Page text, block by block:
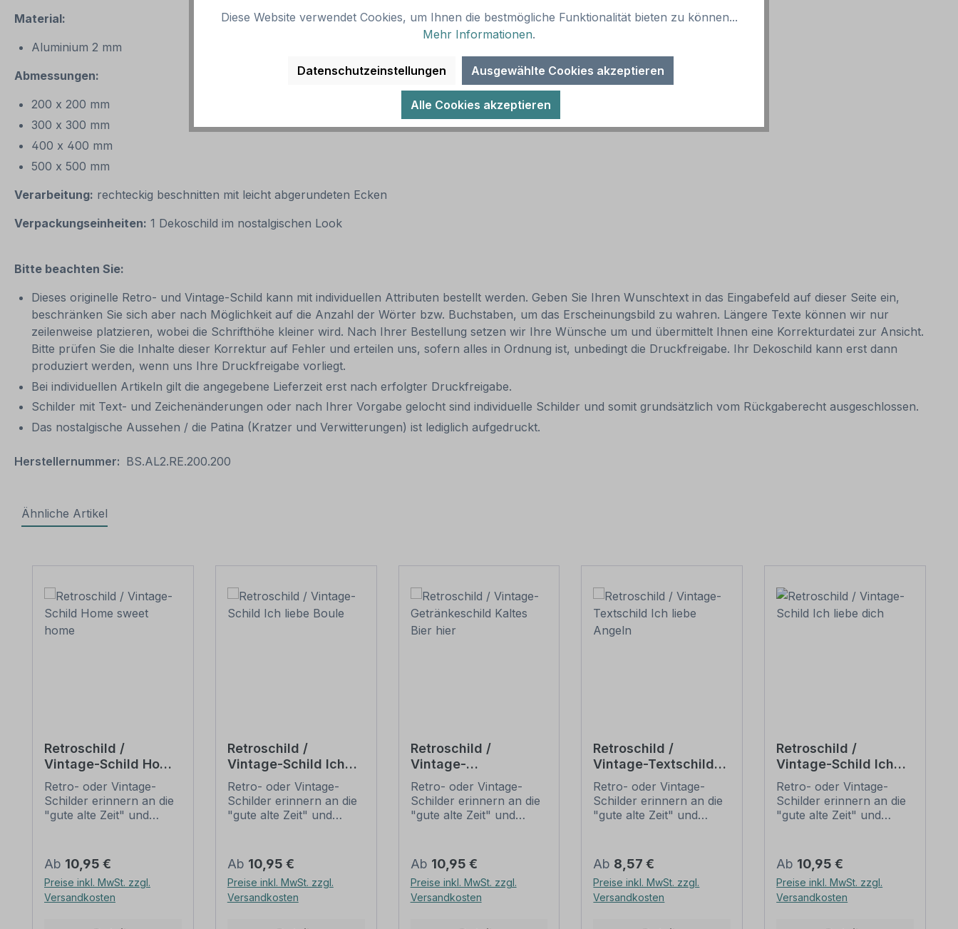
Material:
Aluminium 2 mm
Abmessungen:
200 x 200 mm
300 x 300 mm
400 x 400 mm
500 x 500 mm
Verarbeitung: rechteckig beschnitten mit leicht abgerundeten Ecken
Verpackungseinheiten: 1 Dekoschild im nostalgischen Look
Bitte beachten Sie:
Dieses originelle Retro- und Vintage-Schild kann mit individuellen Attributen bestellt werden. Geben Sie Ihren Wunschtext in das Eingabefeld auf dieser Seite ein,
beschränken Sie sich aber nach Möglichkeit auf die Anzahl der Wörter bzw. Buchstaben, um das Erscheinungsbild zu wahren. Längere Texte können wir nur
zeilenweise platzieren, wobei die Schrifthöhe kleiner wird. Nach Ihrer Bestellung setzen wir Ihre Wünsche um und übermittelt Ihnen eine Korrekturdatei zur Ansicht.
Bitte prüfen Sie die Inhalte dieser Korrektur auf Fehler und erteilen uns, sofern alles in Ordnung ist, unbedingt die Druckfreigabe. Ihr Dekoschild kann erst dann
produziert werden, wenn uns Ihre Druckfreigabe vorliegt.
Bei individuellen Artikeln gilt die angegebene Lieferzeit erst nach erfolgter Druckfreigabe.
Schilder mit Text- und Zeichenänderungen oder nach Ihrer Vorgabe gelocht sind individuelle Schilder und somit grundsätzlich vom Rückgaberecht ausgeschlossen.
Das nostalgische Aussehen / die Patina (Kratzer und Verwitterungen) ist lediglich aufgedruckt.
Herstellernummer: BS.AL2.RE.200.200
Ähnliche Artikel
Retroschild /
Vintage-Schild Home
sweet home
Retro- oder Vintage-
Schilder erinnern an die
"gute alte Zeit" und
großer Beliebheit. Sind
diese Schilder im Original
nur schwer und häufig
nur zu horrenden Preise
Regulärer Preis:
Ab 10,95 €
Preise inkl. MwSt. zzgl.
Versandkosten
Retroschild /
Vintage-Schild Ich
liebe Boule
Retro- oder Vintage-
Schilder erinnern an die
"gute alte Zeit" und
großer Beliebheit. Sind
diese Schilder im Original
nur schwer und häufig
nur zu horrenden Preise
Regulärer Preis:
Ab 10,95 €
Preise inkl. MwSt. zzgl.
Versandkosten
Retroschild /
Vintage-
Getränkeschild
Kaltes Bier hier
Retro- oder Vintage-
Schilder erinnern an die
"gute alte Zeit" und
großer Beliebheit. Sind
diese Schilder im Original
nur schwer und häufig
nur zu horrenden Preise
Regulärer Preis:
Ab 10,95 €
Preise inkl. MwSt. zzgl.
Versandkosten
Retroschild /
Vintage-Textschild
Ich liebe Angeln
Retro- oder Vintage-
Schilder erinnern an die
"gute alte Zeit" und
großer Beliebheit. Sind
diese Schilder im Original
nur schwer und häufig
nur zu horrenden Preise
Regulärer Preis:
Ab 8,57 €
Preise inkl. MwSt. zzgl.
Versandkosten
Retroschild /
Vintage-Schild Ich
liebe dich
Retro- oder Vintage-
Schilder erinnern an die
"gute alte Zeit" und
großer Beliebheit. Sind
diese Schilder im Original
nur schwer und häufig
nur zu horrenden Preise
Regulärer Preis:
Ab 10,95 €
Preise inkl. MwSt. zzgl.
Versandkosten
Diese Website verwendet Cookies, um Ihnen die bestmögliche Funktionalität bieten zu können...
Mehr Informationen.
Datenschutzeinstellungen Ausgewählte Cookies akzeptieren
Alle Cookies akzeptieren